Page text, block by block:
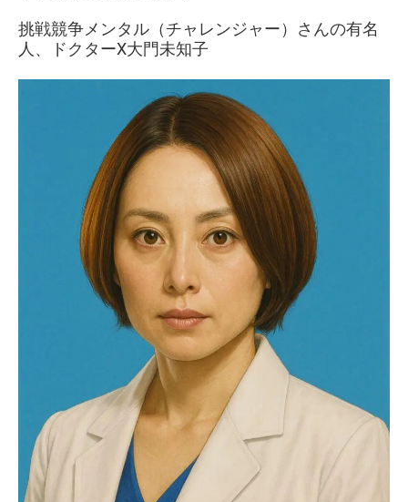
挑戦競争メンタル（チャレンジャー）さんの有名
人、ドクターX大門未知子